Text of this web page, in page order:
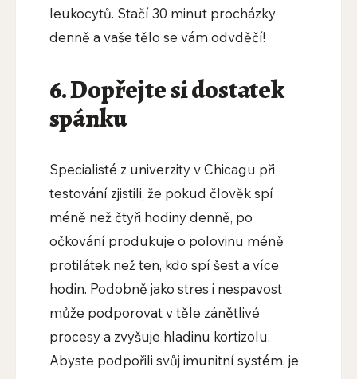
leukocytů. Stačí 30 minut procházky
denně a vaše tělo se vám odvděčí!
6. Dopřejte si dostatek
spánku
Specialisté z univerzity v Chicagu při
testování zjistili, že pokud člověk spí
méně než čtyři hodiny denně, po
očkování produkuje o polovinu méně
protilátek než ten, kdo spí šest a více
hodin. Podobně jako stres i nespavost
může podporovat v těle zánětlivé
procesy a zvyšuje hladinu kortizolu.
Abyste podpořili svůj imunitní systém, je